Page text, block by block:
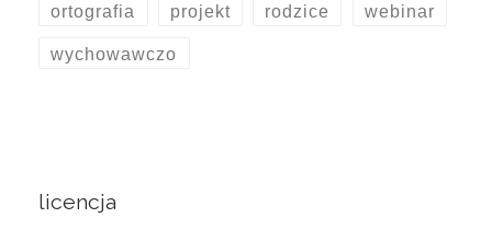
ortografia projekt rodzice webinar
wychowawczo
licencja